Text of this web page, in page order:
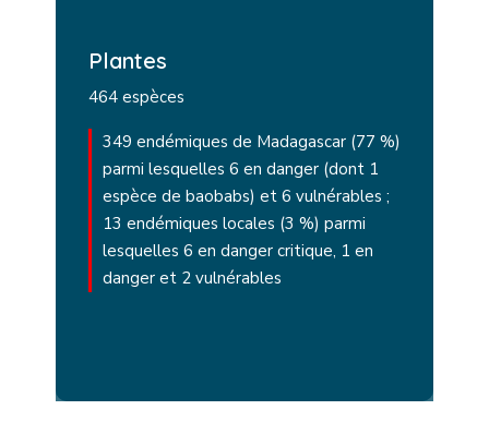
Plantes
464 espèces
349 endémiques de Madagascar (77 %)
parmi lesquelles 6 en danger (dont 1
espèce de baobabs) et 6 vulnérables ;
13 endémiques locales (3 %) parmi
lesquelles 6 en danger critique, 1 en
danger et 2 vulnérables